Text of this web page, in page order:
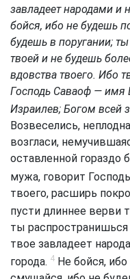
завладеет народами и
бойся, ибо не будешь
будешь в поругании;
твоей и не будешь
вдовства твоего. Ибо
Господь Саваоф — имя
Израилев; Богом всей
Возвеселись,
возгласи,
оставленной
мужа, говорит
твоего, расширь
пусти длиннее верви
ты
твое завладеет
города. 4 Не бойся,